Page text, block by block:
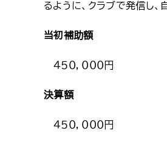
るように、クラブで発信し
当初補助額
４５０，０００円
決算額
４５０，０００円